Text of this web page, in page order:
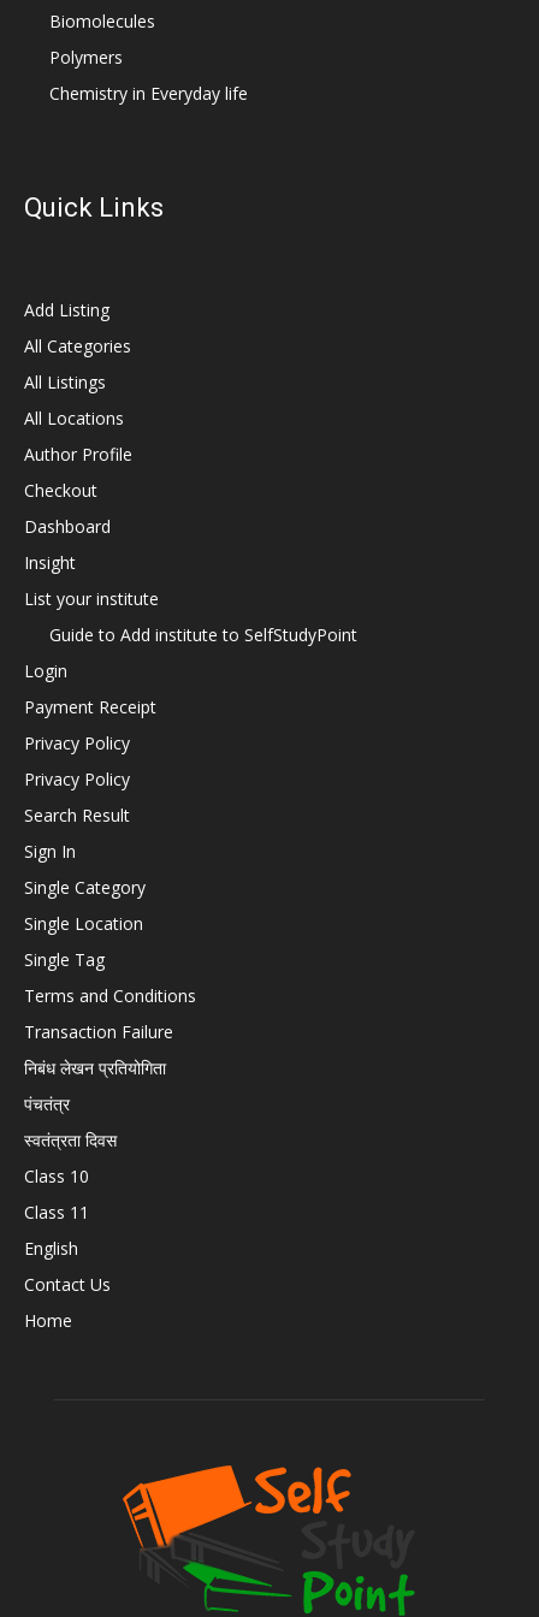
Biomolecules
Polymers
Chemistry in Everyday life
Quick Links
Add Listing
All Categories
All Listings
All Locations
Author Profile
Checkout
Dashboard
Insight
List your institute
Guide to Add institute to SelfStudyPoint
Login
Payment Receipt
Privacy Policy
Privacy Policy
Search Result
Sign In
Single Category
Single Location
Single Tag
Terms and Conditions
Transaction Failure
निबंध लेखन प्रतियोगिता
पंचतंत्र
स्वतंत्रता दिवस
Class 10
Class 11
English
Contact Us
Home